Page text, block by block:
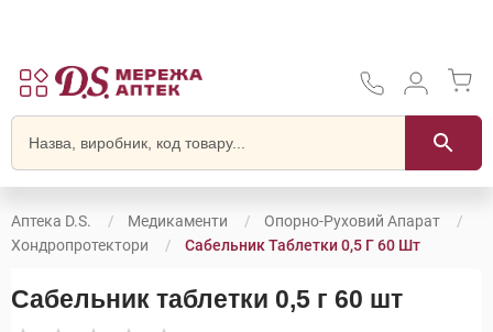
Аптека D.S. Медикаменти
Опорно-Руховий Апарат
Хондропротектори
Сабельник Таблетки 0,5 Г 60 Шт
Сабельник таблетки 0,5 г 60 шт